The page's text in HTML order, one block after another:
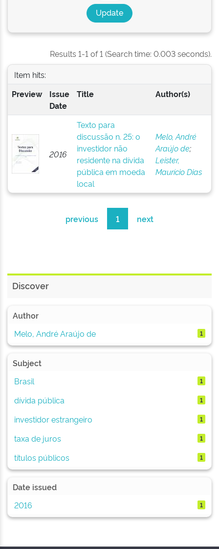
Results 1-1 of 1 (Search time: 0.003 seconds).
Item hits:
Preview
Issue
Date
Title Author(s)
2016
Texto para
discussão n. 25: o
investidor não
residente na dívida
pública em moeda
local
Melo, André
Araújo de;
Leister,
Maurício Dias
previous 1 next
Discover
Author
Melo, André Araújo de
1
Subject
Brasil
1
dívida pública 1
investidor estrangeiro 1
taxa de juros 1
títulos públicos 1
Date issued
2016
1